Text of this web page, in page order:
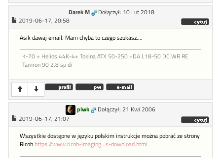
Darek M
Dołączył: 10 Lut 2018
2019-06-17, 20:58
Asik dawaj email. Mam chyba to czego szukasz....
K-70 + Helios 44K-4+ Tokina ATX 50-250 +DA L18-50 DC WR RE
Tamron 90 2.8 sp di
plwk
Dołączył: 21 Kwi 2006
2019-06-17, 21:07
Wszystkie dostępne w języku polskim instrukcje można pobrać ze strony
Ricoh https://www.ricoh-imaging...s-download.html